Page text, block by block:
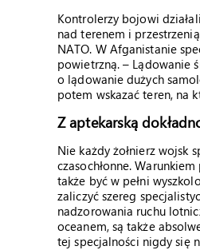
Kontrolerzy bojowi
nad terenem i
NATO. W Afganistanie
powietrzną. – Lądowanie
o lądowanie dużych
potem wskazać teren, na
Z aptekarską
Nie każdy żołnierz wojsk
czasochłonne.
także być w pełni
zaliczyć szereg
nadzorowania ruchu
oceanem, są także
tej specjalności nigdy się